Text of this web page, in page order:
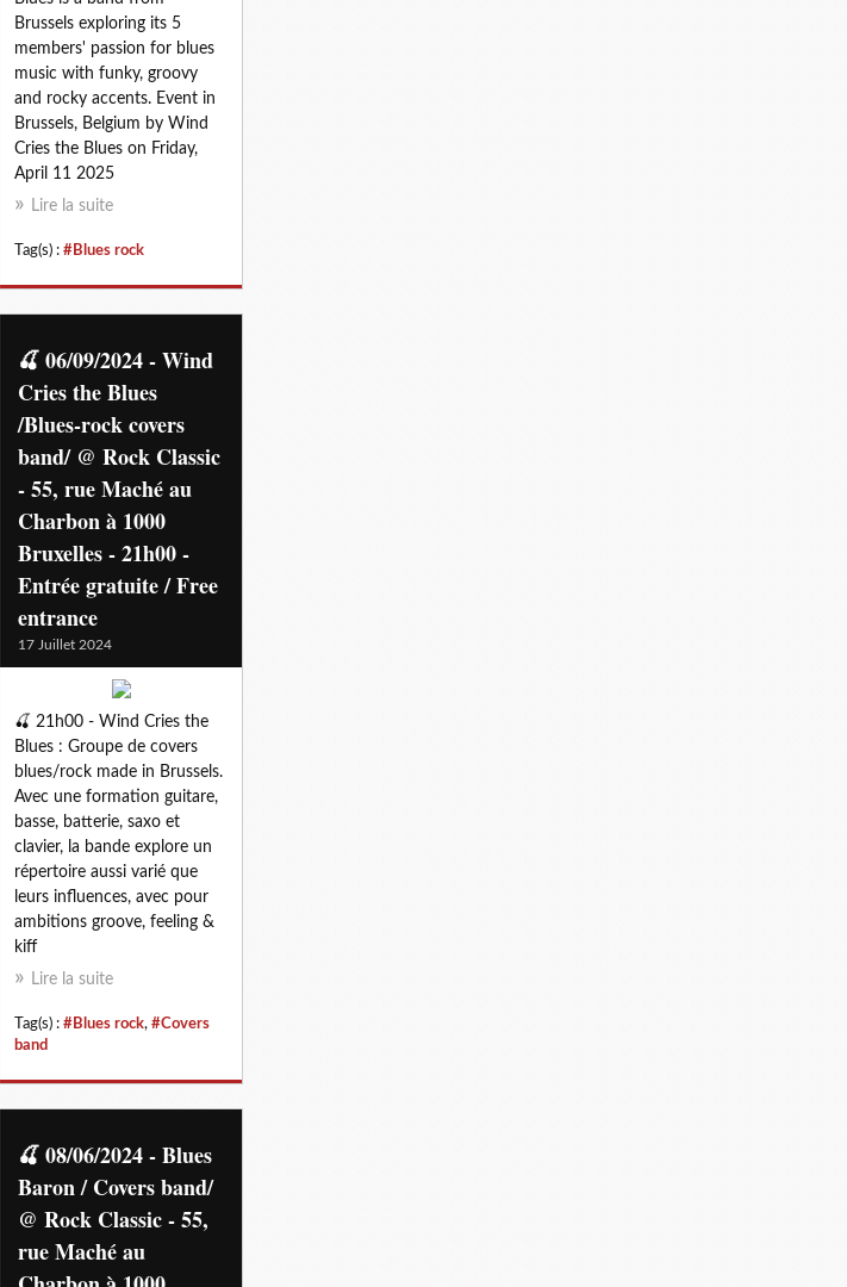
Brussels exploring its 5
members' passion for blues
music with funky, groovy
and rocky accents. Event in
Brussels, Belgium by Wind
Cries the Blues on Friday,
April 11 2025
Lire la suite
Tag(s) : #Blues rock
🍒 06/09/2024 - Wind
Cries the Blues
/Blues-rock covers
band/ @ Rock Classic
- 55, rue Maché au
Charbon à 1000
Bruxelles - 21h00 -
Entrée gratuite / Free
entrance
17 Juillet 2024
🍒 21h00 - Wind Cries the
Blues : Groupe de covers
blues/rock made in Brussels.
Avec une formation guitare,
basse, batterie, saxo et
clavier, la bande explore un
répertoire aussi varié que
leurs influences, avec pour
ambitions groove, feeling &
kiff
Lire la suite
Tag(s) : #Blues rock, #Covers
band
🍒 08/06/2024 - Blues
Baron / Covers band/
@ Rock Classic - 55,
rue Maché au